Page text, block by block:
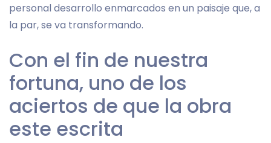
personal desarrollo enmarcados en un paisaje que, a
la par, se va transformando.
Con el fin de nuestra
fortuna, uno de los
aciertos de que la obra
este escrita